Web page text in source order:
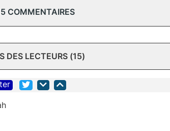
COMMENTAIRES
DES LECTEURS (15)